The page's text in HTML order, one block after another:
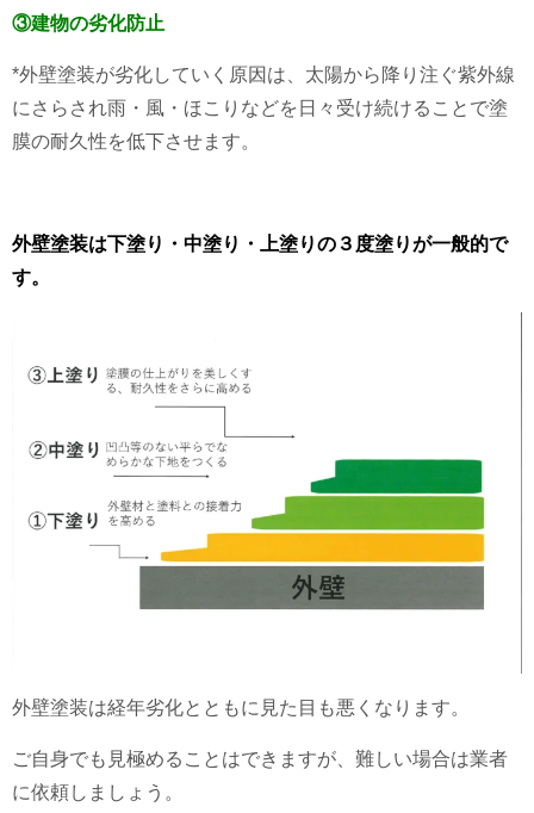
③建物の劣化防止
*外壁塗装が劣化していく原因は、太陽から降り注ぐ紫外線
にさらされ雨・風・ほこりなどを日々受け続けることで塗
膜の耐久性を低下させます。
外壁塗装は下塗り・中塗り・上塗りの３度塗りが一般的で
す。
外壁塗装は経年劣化とともに見た目も悪くなります。
ご自身でも見極めることはできますが、難しい場合は業者
に依頼しましょう。